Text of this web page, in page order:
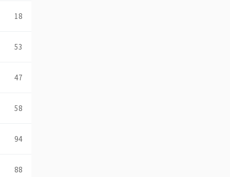
18
53
47
58
94
88